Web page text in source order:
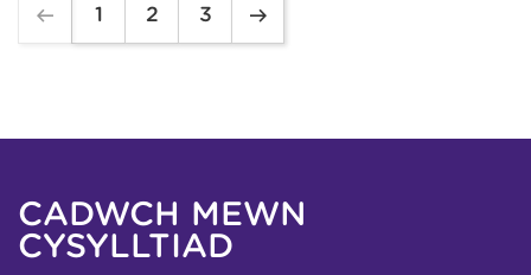
1 2 3
CADWCH MEWN
CYSYLLTIAD